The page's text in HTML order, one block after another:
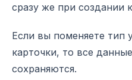
сразу же при создании
Если вы поменяете
карточки, то все
сохраняются.